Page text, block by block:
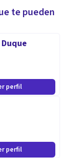
te pueden
perfil
perfil